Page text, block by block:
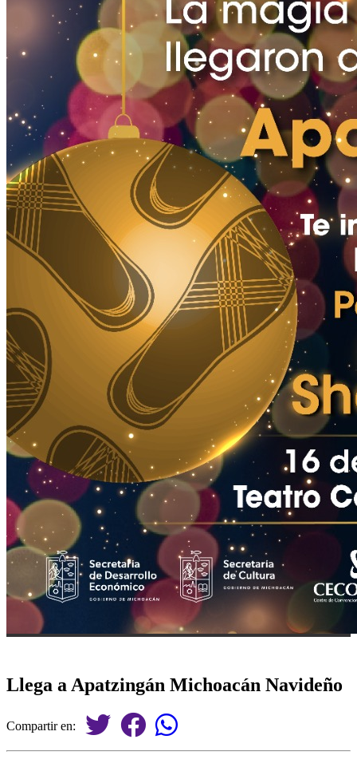
Llega a Apatzingán Michoacán Navideño
Compartir en: